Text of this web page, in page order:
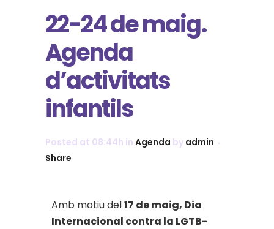
22-24 de maig.
Agenda
d’activitats
infantils
Posted at 08:44h in Agenda by admin
Share
Amb motiu del17 de maig, Dia
Internacional contra la LGTB-